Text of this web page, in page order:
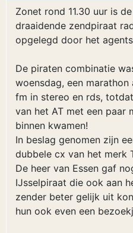
Zonet rond 11.30 uur is
draaidende zendpiraat
opgelegd door het
De piraten combinatie
woensdag, een marathon
fm in stereo en rds,
van het AT met een paar
binnen kwamen!
In beslag genomen zijn
dubbele cx van het merk
De heer van Essen gaf
IJsselpiraat die ook aan
zender beter gelijk uit
hun ook even een